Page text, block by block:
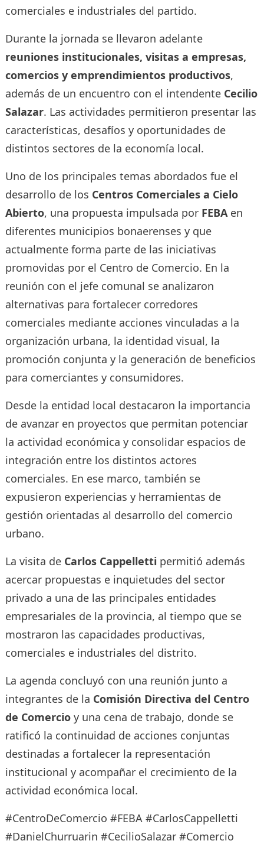
comerciales e industriales del partido.
Durante la jornada se llevaron adelante
reuniones institucionales, visitas a empresas,
comercios y emprendimientos productivos,
además de un encuentro con el intendente Cecilio
Salazar. Las actividades permitieron presentar las
características, desafíos y oportunidades de
distintos sectores de la economía local.
Uno de los principales temas abordados fue el
desarrollo de los Centros Comerciales a Cielo
Abierto, una propuesta impulsada por FEBAen
diferentes municipios bonaerenses y que
actualmente forma parte de las iniciativas
promovidas por el Centro de Comercio. En la
reunión con el jefe comunal se analizaron
alternativas para fortalecer corredores
comerciales mediante acciones vinculadas a la
organización urbana, la identidad visual, la
promoción conjunta y la generación de beneficios
para comerciantes y consumidores.
Desde la entidad local destacaron la importancia
de avanzar en proyectos que permitan potenciar
la actividad económica y consolidar espacios de
integración entre los distintos actores
comerciales. En ese marco, también se
expusieron experiencias y herramientas de
gestión orientadas al desarrollo del comercio
urbano.
La visita de Carlos Cappelletti permitió además
acercar propuestas e inquietudes del sector
privado a una de las principales entidades
empresariales de la provincia, al tiempo que se
mostraron las capacidades productivas,
comerciales e industriales del distrito.
La agenda concluyó con una reunión junto a
integrantes de la Comisión Directiva del Centro
de Comercioy una cena de trabajo, donde se
ratificó la continuidad de acciones conjuntas
destinadas a fortalecer la representación
institucional y acompañar el crecimiento de la
actividad económica local.
#CentroDeComercio #FEBA #CarlosCappelletti
#DanielChurruarin #CecilioSalazar #Comercio